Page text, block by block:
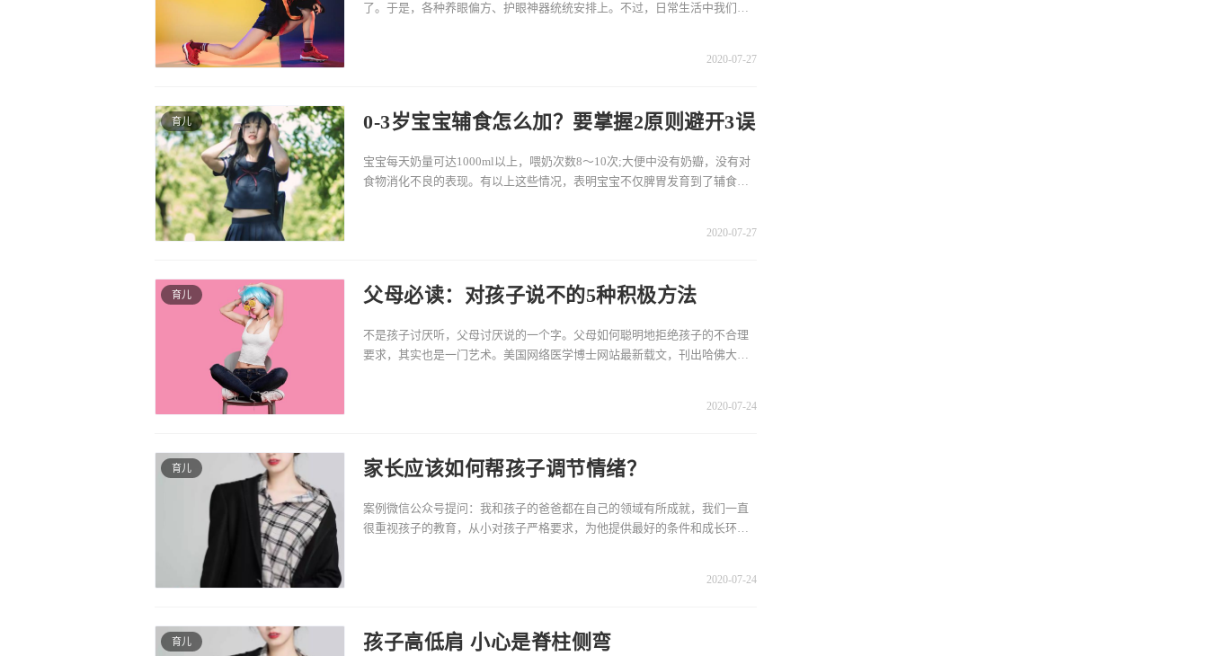
了。于是，各种养眼偏方、护眼神器统统安排上。不过，日常生活中我们对
2020-07-27
育儿
0-3岁宝宝辅食怎么加？要掌握2原则避开3误
区
宝宝每天奶量可达1000ml以上，喂奶次数8～10次;大便中没有奶瓣，没有对
食物消化不良的表现。有以上这些情况，表明宝宝不仅脾胃发育到了辅食阶
2020-07-27
育儿 父母必读：对孩子说不的5种积极方法
不是孩子讨厌听，父母讨厌说的一个字。父母如何聪明地拒绝孩子的不合理
要求，其实也是一门艺术。美国网络医学博士网站最新载文，刊出哈佛大学
2020-07-24
育儿 家长应该如何帮孩子调节情绪？
案例微信公众号提问：我和孩子的爸爸都在自己的领域有所成就，我们一直
很重视孩子的教育，从小对孩子严格要求，为他提供最好的条件和成长环
2020-07-24
育儿 孩子高低肩 小心是脊柱侧弯